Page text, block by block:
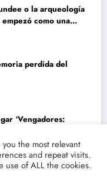
o la arqueología
como una
perdida del
‘Vengadores:
the most relevant
and repeat visits.
use of ALL the cookies.